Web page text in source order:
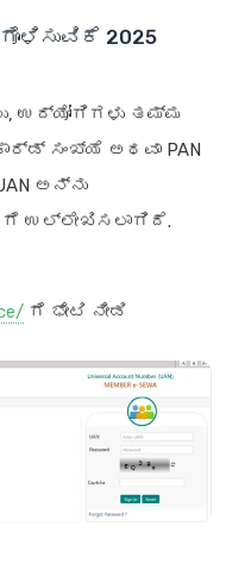
2025
ಉದ್ಯೋಗಿಗಳು ತಮ್ಮ
ಸಂಖ್ಯೆ ಅಥವಾ PAN
ಅನ್ನು
ಉಲ್ಲೇಖಿಸಲಾಗಿದೆ.
ಗೆ ಭೇಟಿ ನೀಡಿ